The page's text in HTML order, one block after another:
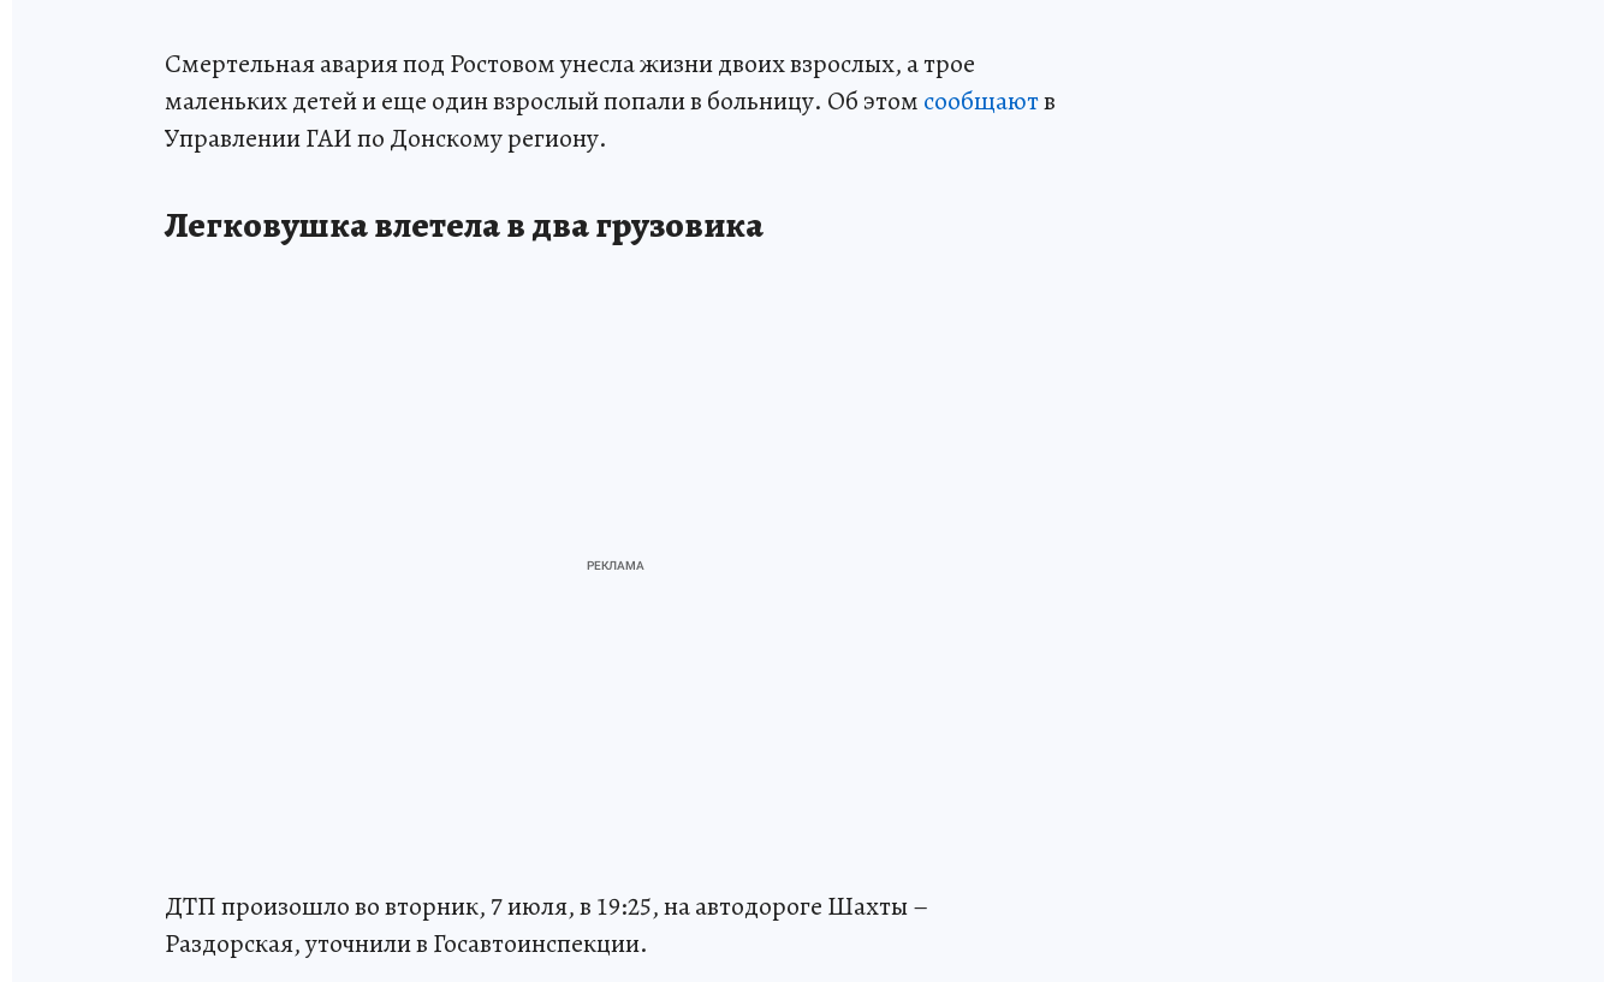
Смертельная авария под Ростовом унесла жизни двоих взрослых, а трое
маленьких детей и еще один взрослый попали в больницу. Об этом сообщаютв
Управлении ГАИ по Донскому региону.
Легковушка влетела в два грузовика
ДТП произошло во вторник, 7 июля, в 19:25, на автодороге Шахты –
Раздорская, уточнили в Госавтоинспекции.